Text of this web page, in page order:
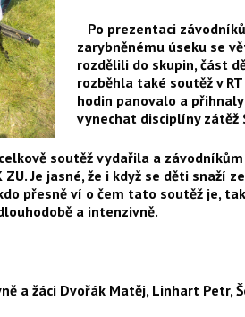
Po prezentaci
zarybněnému úseku se
rozdělili do skupin, část
rozběhla také soutěž v
hodin panovalo a
vynechat disciplíny zátěž
soutěž vydařila a
Je jasné, že i když se děti
přesně ví o čem tato soutěž je,
a intenzivně.
a žáci Dvořák Matěj, Linhart